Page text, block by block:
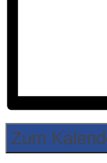
Zum